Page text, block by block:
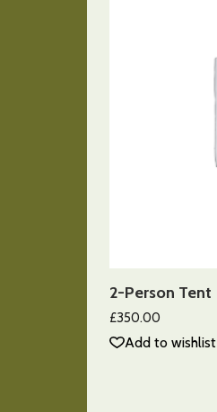
2-Person Tent
£350.00
Add to wishlist